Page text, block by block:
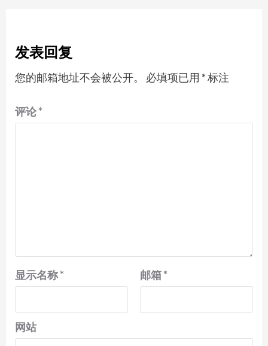
发表回复
您的邮箱地址不会被公开。 必填项已用 *标注
评论*
显示名称* 邮箱*
网站